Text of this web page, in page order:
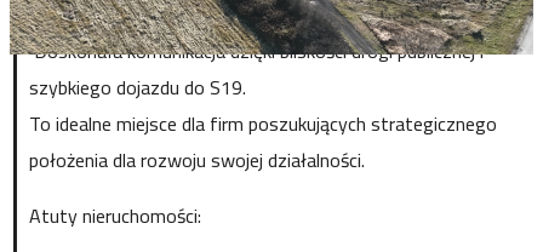
usługowych.
Doskonała komunikacja dzięki bliskości drogi publicznej i
szybkiego dojazdu do S19.
To idealne miejsce dla firm poszukujących strategicznego
położenia dla rozwoju swojej działalności.
Atuty nieruchomości: